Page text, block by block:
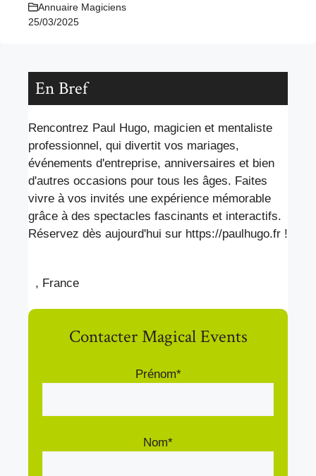
Annuaire Magiciens
25/03/2025
En Bref
Rencontrez Paul Hugo, magicien et mentaliste
professionnel, qui divertit vos mariages,
événements d'entreprise, anniversaires et bien
d'autres occasions pour tous les âges. Faites
vivre à vos invités une expérience mémorable
grâce à des spectacles fascinants et interactifs.
Réservez dès aujourd'hui sur https://paulhugo.fr !
, France
Contacter Magical Events
Prénom*
Nom*